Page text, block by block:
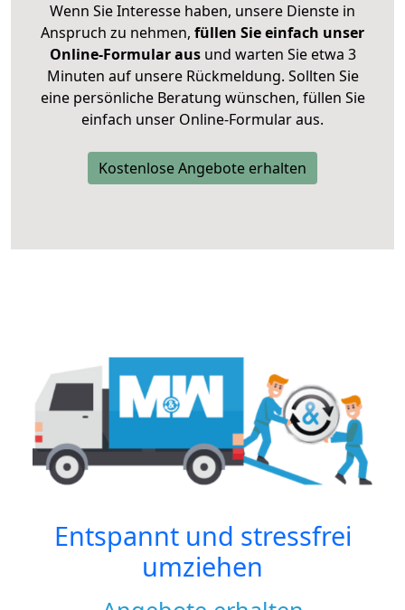
Wenn Sie Interesse haben, unsere Dienste in
Anspruch zu nehmen, füllen Sie einfach unser
Online-Formular ausund warten Sie etwa 3
Minuten auf unsere Rückmeldung. Sollten Sie
eine persönliche Beratung wünschen, füllen Sie
einfach unser Online-Formular aus.
Kostenlose Angebote erhalten
Entspannt und stressfrei
umziehen